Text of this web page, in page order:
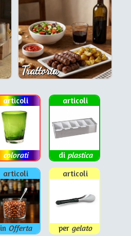
Trattoria
articoli
colorati
articoli
di plastica
articoli
in Offerta
articoli
per gelato